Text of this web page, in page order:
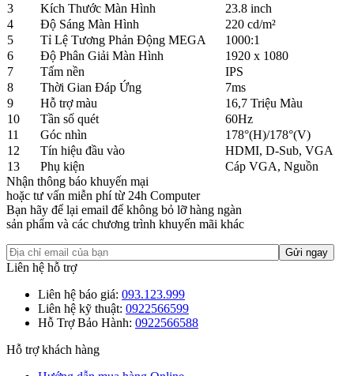
3
Kích Thước Màn Hình
23.8 inch
4
Độ Sáng Màn Hình
220 cd/m²
5
Tỉ Lệ Tương Phản Động MEGA
1000:1
6
Độ Phân Giải Màn Hình
1920 x 1080
7
Tấm nền
IPS
8
Thời Gian Đáp Ứng
7ms
9
Hỗ trợ màu
16,7 Triệu Màu
10
Tần số quét
60Hz
11
Góc nhìn
178°(H)/178°(V)
12
Tín hiệu đầu vào
HDMI, D-Sub, VGA
13
Phụ kiện
Cáp VGA, Nguồn
Nhận thông báo khuyến mại
hoặc tư vấn miễn phí từ 24h Computer
Bạn hãy để lại email để không bỏ lỡ hàng ngàn
sản phẩm và các chương trình khuyến mãi khác
Liên hệ hỗ trợ
Liên hệ báo giá: 093.123.999
Liên hệ kỹ thuật: 0922566599
Hỗ Trợ Bảo Hành: 0922566588
Hỗ trợ khách hàng